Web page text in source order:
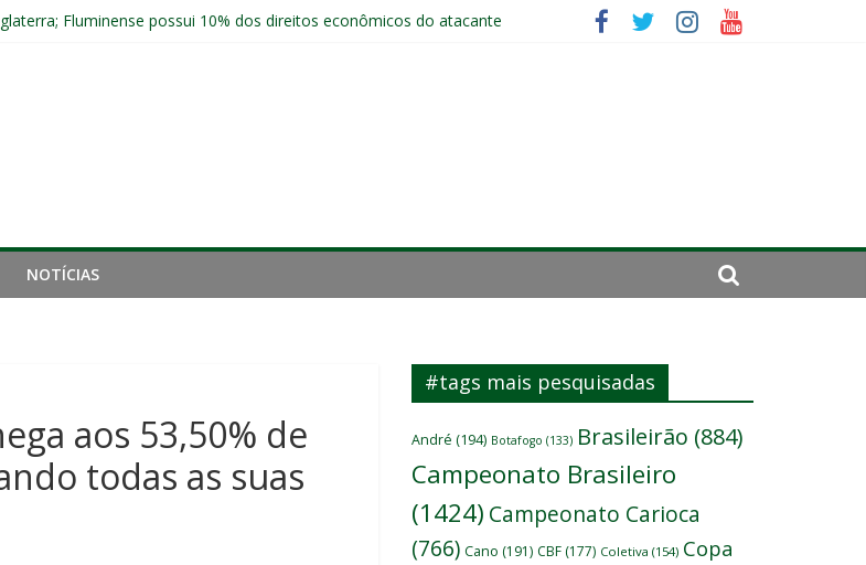
Fluminense possui 10% dos direitos econômicos do atacante
x Independiente Rivadavia pela Libertadores
NOTÍCIAS
aos 53,50% de
todas as suas
#tags mais pesquisadas
André (194) Botafogo (133) Brasileirão (884)
Campeonato Brasileiro
(1424) Campeonato Carioca
(766) Cano (191) CBF (177) Coletiva (154) Copa